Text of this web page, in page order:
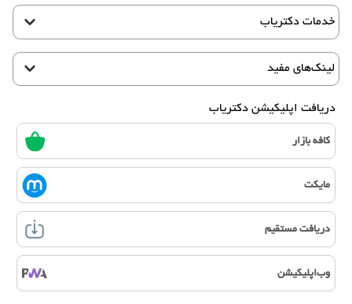
خدمات دکتریاب
لینک‌های مفید
دریافت اپلیکیشن دکتریاب
کافه بازار
مایکت
دریافت مستقیم
وب‌اپلیکیشن